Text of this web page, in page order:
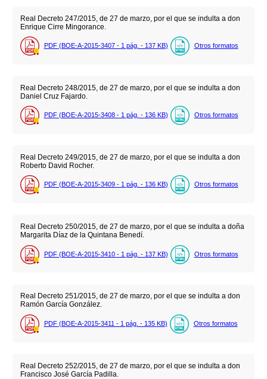
Real Decreto 247/2015, de 27 de marzo, por el que se indulta a don
Enrique Cirre Mingorance.
PDF (BOE-A-2015-3407 - 1 pág. - 137 KB) Otros formatos
Real Decreto 248/2015, de 27 de marzo, por el que se indulta a don
Daniel Cruz Fajardo.
PDF (BOE-A-2015-3408 - 1 pág. - 136 KB) Otros formatos
Real Decreto 249/2015, de 27 de marzo, por el que se indulta a don
Roberto David Rocher.
PDF (BOE-A-2015-3409 - 1 pág. - 136 KB) Otros formatos
Real Decreto 250/2015, de 27 de marzo, por el que se indulta a doña
Margarita Díaz de la Quintana Benedí.
PDF (BOE-A-2015-3410 - 1 pág. - 137 KB) Otros formatos
Real Decreto 251/2015, de 27 de marzo, por el que se indulta a don
Ramón García González.
PDF (BOE-A-2015-3411 - 1 pág. - 135 KB) Otros formatos
Real Decreto 252/2015, de 27 de marzo, por el que se indulta a don
Francisco José García Padilla.